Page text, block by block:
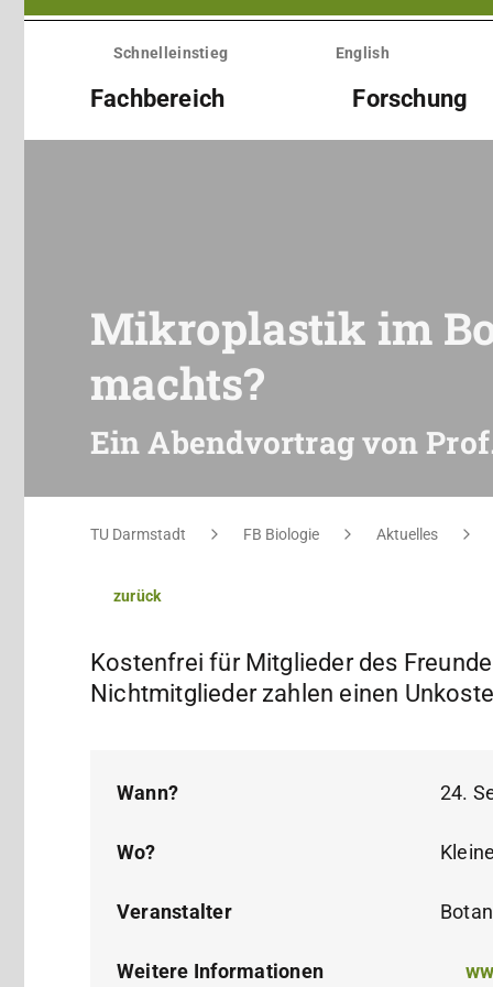
Menü
überspringenSchnelleinstieg English
Fachbereich Forschung
Mikroplastik im
machts?
Ein Abendvortrag von
Sie befinden sich hier:
TU Darmstadt FB Biologie Aktuelles
zurück
Kostenfrei für Mitglieder des
Nichtmitglieder zahlen einen
Wann? 24.
Wo?
Veranstalter
Weitere Informationen